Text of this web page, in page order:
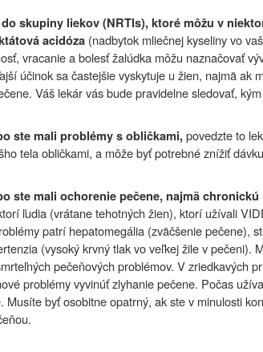
skupiny liekov (NRTIs), ktoré môžu v
acidóza (nadbytok mliečnej kyseliny vo
vracanie a bolesť žalúdka môžu naznačovať
účinok sa častejšie vyskytuje u žien, najmä ak
Váš lekár vás bude pravidelne sledovať,
ste mali problémy s obličkami,povedzte to
tela obličkami, a môže byť potrebné znížiť
ste mali ochorenie pečene, najmä
ľudia (vrátane tehotných žien), ktorí užívali
patrí hepatomegália (zväčšenie pečene),
(vysoký krvný tlak vo veľkej žile v pečeni).
pečeňových problémov. V zriedkavých
problémy vyvinúť zlyhanie pečene. Počas
Musíte byť osobitne opatrný, ak ste v minulosti